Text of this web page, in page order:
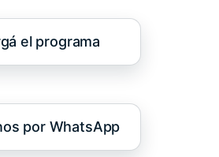
el programa
por WhatsApp